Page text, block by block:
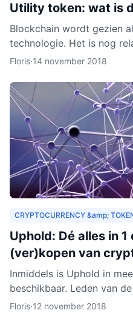
Utility token: wat is
Blockchain wordt gezien
technologie. Het is nog
verwachting is dat het
Floris·14 november 2018
CRYPTOCURRENCY &amp;
Uphold: Dé alles in
(ver)kopen van
Inmiddels is Uphold in
beschikbaar. Leden van
bedrijven, ontwikkelaars,
Floris·12 november 2018